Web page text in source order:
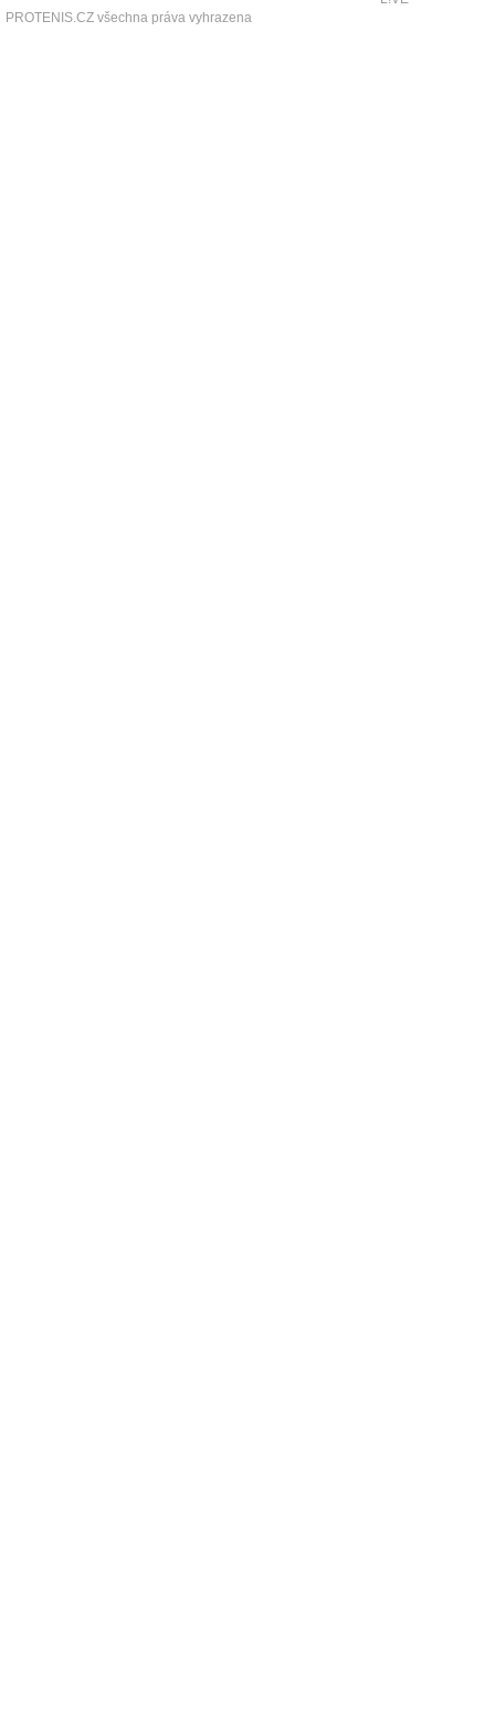
PROTENIS.CZ všechna práva vyhrazena